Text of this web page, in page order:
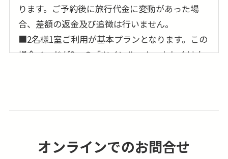
ります。ご予約後に旅行代金に変動があった場
合、差額の返金及び追徴は行いません。
■2名様1室ご利用が基本プランとなります。この
場合ベッドが2つの「ツインルーム」もしくは大
金が別途必要となります。
オンラインでのお問合せ